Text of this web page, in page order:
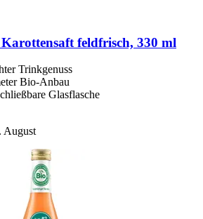
feldfrisch, 330 ml
Trinkgenuss
Bio-Anbau
Glasflasche
August